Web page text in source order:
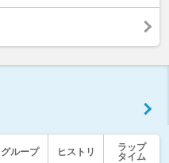
グループ ヒストリ
ラップ
タイム